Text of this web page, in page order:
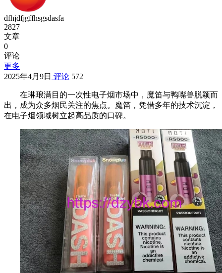
dfhjdfjgffhsgsdasfa
2827
文章
0
评论
更多
2025年4月9日 评论 572
在琳琅满目的一次性电子烟市场中，魔笛与鸭嘴兽脱颖而
出，成为众多烟民关注的焦点。魔笛，凭借多年的技术沉淀，
在电子烟领域树立起高品质的口碑。